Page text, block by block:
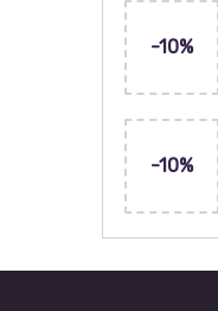
-10%
-10%